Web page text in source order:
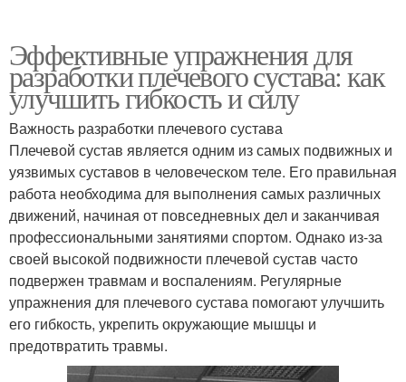
Эффективные упражнения для
разработки плечевого сустава: как
улучшить гибкость и силу
Важность разработки плечевого сустава
Плечевой сустав является одним из самых подвижных и
уязвимых суставов в человеческом теле. Его правильная
работа необходима для выполнения самых различных
движений, начиная от повседневных дел и заканчивая
профессиональными занятиями спортом. Однако из-за
своей высокой подвижности плечевой сустав часто
подвержен травмам и воспалениям. Регулярные
упражнения для плечевого сустава помогают улучшить
его гибкость, укрепить окружающие мышцы и
предотвратить травмы.